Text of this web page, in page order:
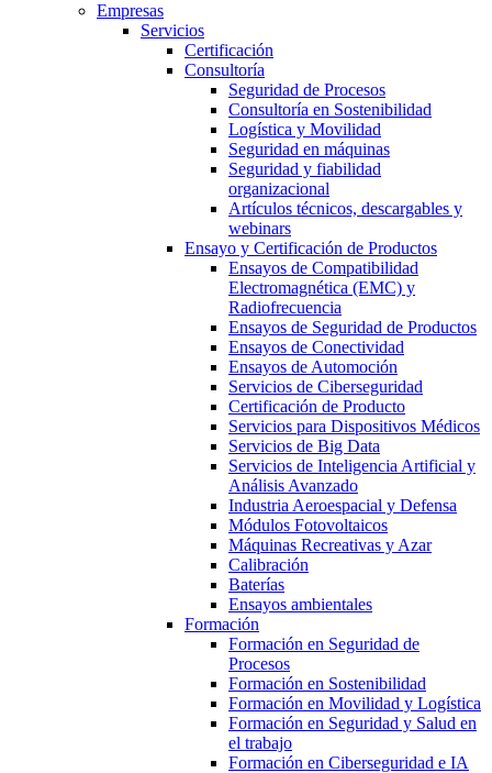
Empresas
Servicios
Certificación
Consultoría
Seguridad de Procesos
Consultoría en Sostenibilidad
Logística y Movilidad
Seguridad en máquinas
Seguridad y fiabilidad
organizacional
Artículos técnicos, descargables y
webinars
Ensayo y Certificación de Productos
Ensayos de Compatibilidad
Electromagnética (EMC) y
Radiofrecuencia
Ensayos de Seguridad de Productos
Ensayos de Conectividad
Ensayos de Automoción
Servicios de Ciberseguridad
Certificación de Producto
Servicios para Dispositivos Médicos
Servicios de Big Data
Servicios de Inteligencia Artificial y
Análisis Avanzado
Industria Aeroespacial y Defensa
Módulos Fotovoltaicos
Máquinas Recreativas y Azar
Calibración
Baterías
Ensayos ambientales
Formación
Formación en Seguridad de
Procesos
Formación en Sostenibilidad
Formación en Movilidad y Logística
Formación en Seguridad y Salud en
el trabajo
Formación en Ciberseguridad e IA